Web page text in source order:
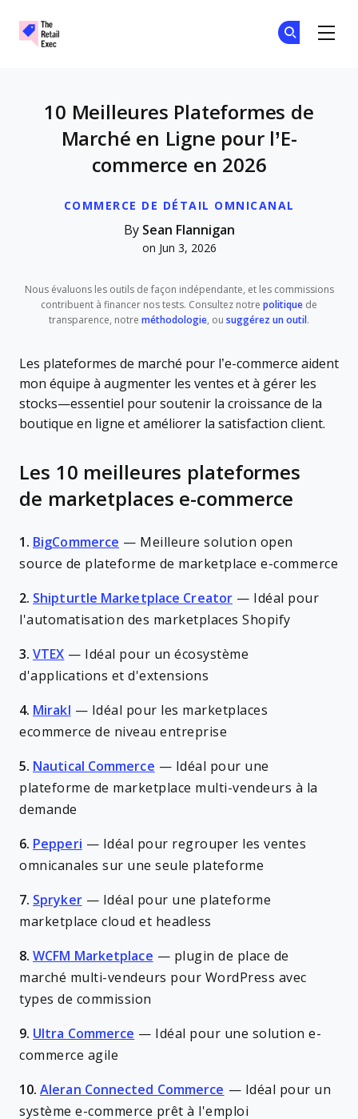
COMMERCE DE DÉTAIL OMNICANAL
10 Meilleures Plateformes de
Marché en Ligne pour l’E-
commerce en 2026
By Sean Flannigan
on Jun 3, 2026
Nous évaluons les outils de façon indépendante, et les commissions
contribuent à financer nos tests. Consultez notre politique de
transparence, notre méthodologie, ou suggérez un outil .
Les plateformes de marché pour l’e-commerce aident
mon équipe à augmenter les ventes et à gérer les
stocks—essentiel pour soutenir la croissance de la
boutique en ligne et améliorer la satisfaction client.
Les 10 meilleures plateformes
de marketplaces e-commerce
1. BigCommerce — Meilleure solution open
source de plateforme de marketplace e-commerce
2. Shipturtle Marketplace Creator —
Idéal pour
l'automatisation des marketplaces Shopify
3. VTEX —
Idéal pour un écosystème
d'applications et d'extensions
4. Mirakl — Idéal pour les marketplaces
ecommerce de niveau entreprise
5. Nautical Commerce — Idéal pour une
plateforme de marketplace multi-vendeurs à la
demande
6. Pepperi — Idéal pour regrouper les ventes
omnicanales sur une seule plateforme
7. Spryker — Idéal pour une plateforme
marketplace cloud et headless
8. WCFM Marketplace — plugin de place de
marché multi-vendeurs pour WordPress avec
types de commission
9. Ultra Commerce —
Idéal pour une solution e-
commerce agile
10. Aleran Connected Commerce — Idéal pour un
système e-commerce prêt à l'emploi